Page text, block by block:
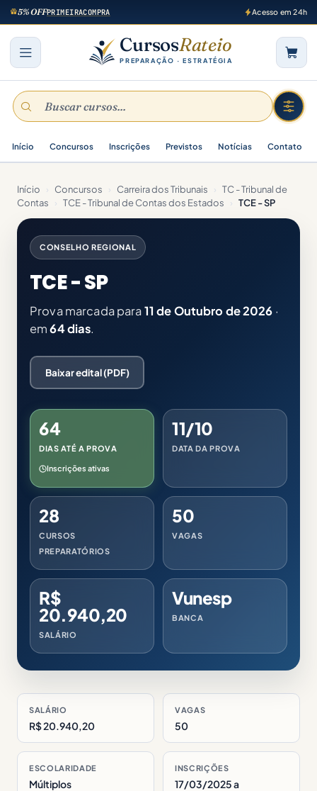
5% OFFPRIMEIRACOMPRA Acesso em 24h
CursosRateio
PREPARAÇÃO · ESTRATÉGIA
Início Concursos Inscrições Previstos Notícias Contato
Início › Concursos › Carreira dos Tribunais › TC - Tribunal de
Contas
› TCE - Tribunal de Contas dos Estados › TCE - SP
CONSELHO REGIONAL
TCE - SP
Prova marcada para11 de Outubro de 2026 ·
em64 dias.
Baixar edital (PDF)
64
DIAS ATÉ A PROVA
Inscrições ativas
11/10
DATA DA PROVA
28
CURSOS
PREPARATÓRIOS
50
VAGAS
R$
20.940,20
SALÁRIO
Vunesp
BANCA
SALÁRIO
R$ 20.940,20
VAGAS
50
ESCOLARIDADE
Múltiplos
INSCRIÇÕES
17/03/2025 a